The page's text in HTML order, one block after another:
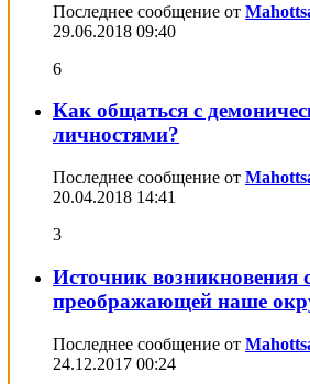
Последнее сообщение от
29.06.2018 09:40
6
Как общаться с
личностями?
Последнее сообщение от
20.04.2018 14:41
3
Источник возникновения
преображающей наше
Последнее сообщение от
24.12.2017 00:24